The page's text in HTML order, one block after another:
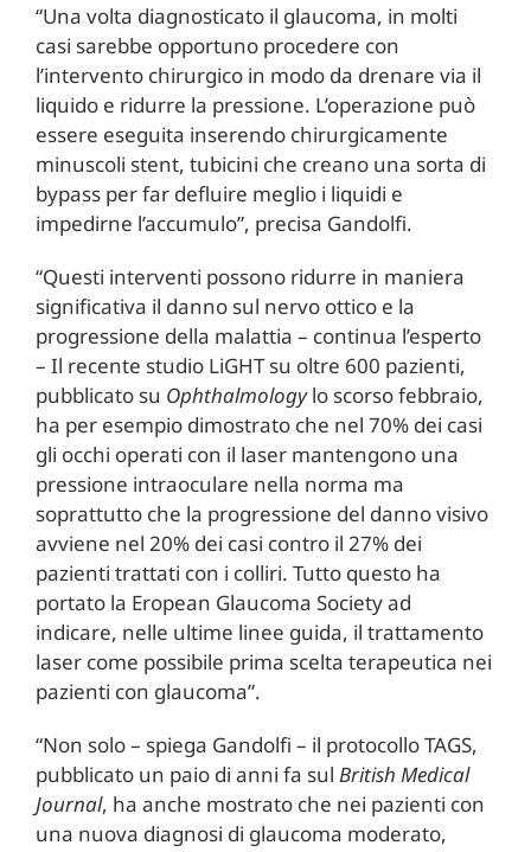
“Una volta diagnosticato il glaucoma, in molti
casi sarebbe opportuno procedere con
l’intervento chirurgico in modo da drenare via il
liquido e ridurre la pressione. L’operazione può
essere eseguita inserendo chirurgicamente
minuscoli stent, tubicini che creano una sorta di
bypass per far defluire meglio i liquidi e
impedirne l’accumulo”, precisa Gandolfi.
“Questi interventi possono ridurre in maniera
significativa il danno sul nervo ottico e la
progressione della malattia – continua l’esperto
– Il recente studio LiGHT su oltre 600 pazienti,
pubblicato su Ophthalmologylo scorso febbraio,
ha per esempio dimostrato che nel 70% dei casi
gli occhi operati con il laser mantengono una
pressione intraoculare nella norma ma
soprattutto che la progressione del danno visivo
avviene nel 20% dei casi contro il 27% dei
pazienti trattati con i colliri. Tutto questo ha
portato la Eropean Glaucoma Society ad
indicare, nelle ultime linee guida, il trattamento
laser come possibile prima scelta terapeutica nei
pazienti con glaucoma”.
“Non solo – spiega Gandolfi – il protocollo TAGS,
pubblicato un paio di anni fa sul British Medical
Journal, ha anche mostrato che nei pazienti con
una nuova diagnosi di glaucoma moderato,